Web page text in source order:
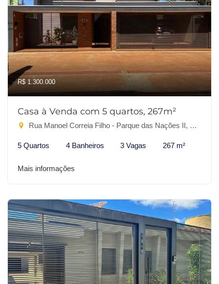
R$ 1.300.000
Casa à Venda com 5 quartos, 267m²
Rua Manoel Correia Filho - Parque das Nações II, Dourados-MS
5 Quartos 4 Banheiros 3 Vagas 267 m²
Mais informações